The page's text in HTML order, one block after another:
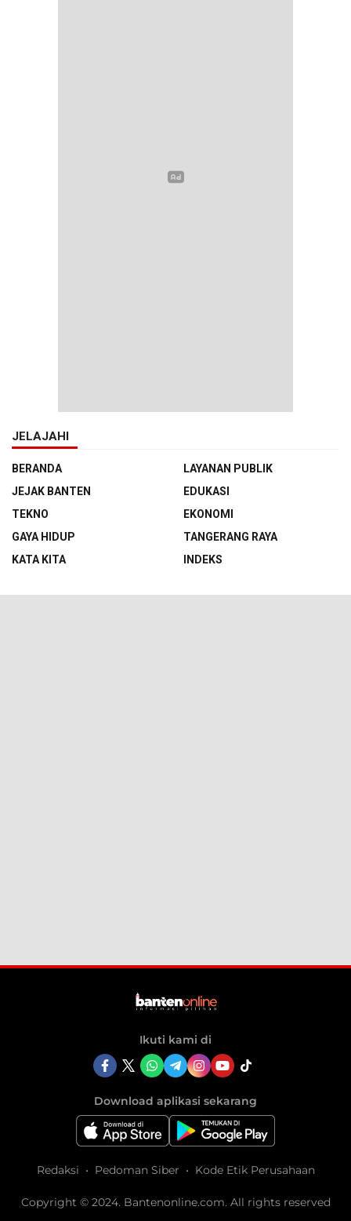
JELAJAHI
BERANDA
LAYANAN PUBLIK
JEJAK BANTEN
EDUKASI
TEKNO
EKONOMI
GAYA HIDUP
TANGERANG RAYA
KATA KITA
INDEKS
Ikuti kami di
Download aplikasi sekarang
Redaksi Pedoman Siber Kode Etik Perusahaan
Copyright © 2024. Bantenonline.com. All rights reserved